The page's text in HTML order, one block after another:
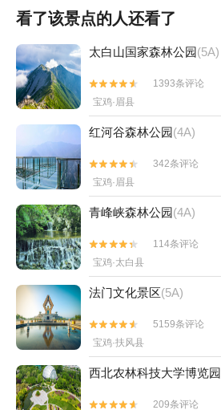
看了该景点的人还看了
太白山国家森林公园(5A)


1393条评论
宝鸡·眉县
红河谷森林公园(4A)


342条评论
宝鸡·眉县
青峰峡森林公园(4A)


114条评论
宝鸡·太白县
法门文化景区(5A)


5159条评论
宝鸡·扶风县
西北农林科技大学博览园

 209条评论